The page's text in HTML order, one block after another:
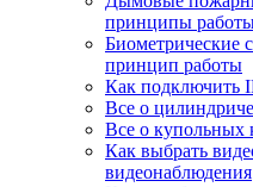
принципы
Биометрические
принцип работы
Как подключить
Все о
Все о купольных
Как выбрать
видеонаблюдения